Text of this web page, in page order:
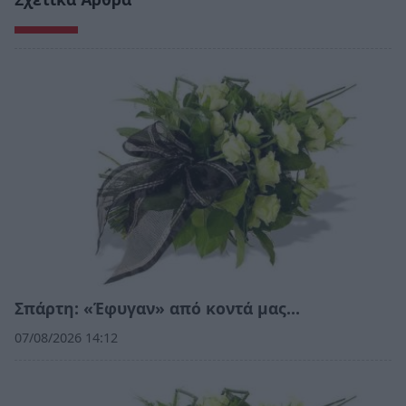
Σπάρτη: «Έφυγαν» από κοντά μας…
07/08/2026 14:12